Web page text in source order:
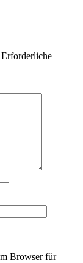
Erforderliche
Browser für